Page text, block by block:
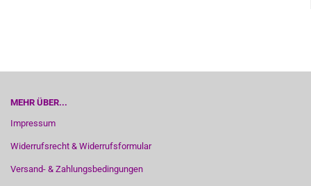
MEHR ÜBER...
Impressum
Widerrufsrecht & Widerrufsformular
Versand- & Zahlungsbedingungen